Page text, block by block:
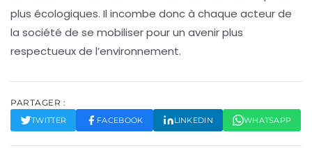
plus écologiques. Il incombe donc à chaque acteur de
la société de se mobiliser pour un avenir plus
respectueux de l’environnement.
PARTAGER :
TWITTER FACEBOOK LINKEDIN WHATSAPP